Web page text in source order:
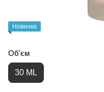
Новинка
Об'єм
30 ML